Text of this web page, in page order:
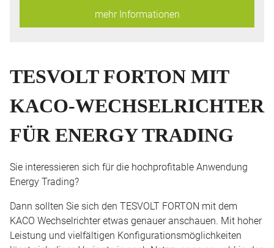
mehr Informationen
TESVOLT FORTON MIT
KACO-WECHSELRICHTER
FÜR ENERGY TRADING
Sie interessieren sich für die hochprofitable Anwendung
Energy Trading?
Dann sollten Sie sich den TESVOLT FORTON mit dem
KACO Wechselrichter etwas genauer anschauen. Mit hoher
Leistung und vielfältigen Konfigurationsmöglichkeiten